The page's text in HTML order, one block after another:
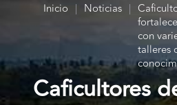
Inicio | Noticias |
con
talleres
Caficultores